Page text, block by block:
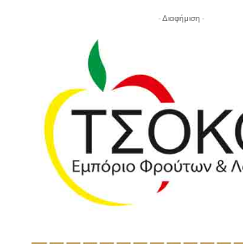
- Διαφήμιση -